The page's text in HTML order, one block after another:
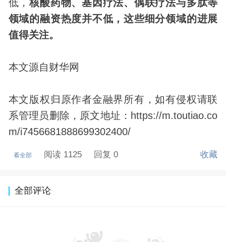
低，核酸药物、基因疗法、偶联疗法与多肽等
领域的融资热度并不低，这些细分领域的进展
值得关注。
本文源自财华网
本文版权归原作者金融界所有，如有侵权请联
系管理员删除，原文地址：https://m.toutiao.co
m/i7456681888699302400/
看全部 阅读 1125 回复 0 收藏
全部评论